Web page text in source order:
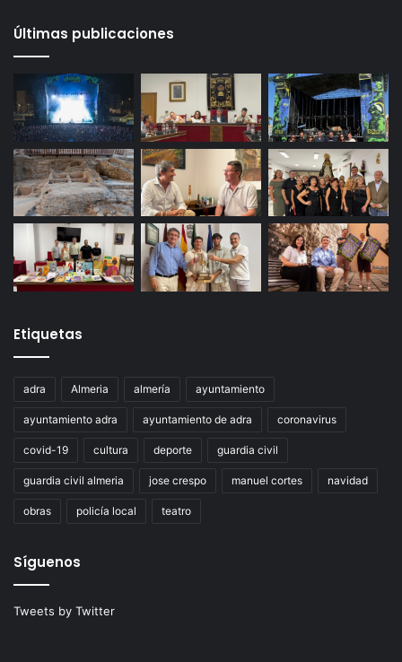
Últimas publicaciones
Etiquetas
adra Almeria almería ayuntamiento
ayuntamiento adra ayuntamiento de adra coronavirus
covid-19 cultura deporte guardia civil
guardia civil almeria jose crespo manuel cortes navidad
obras policía local teatro
Síguenos
Tweets by Twitter